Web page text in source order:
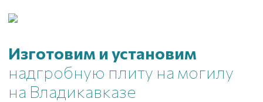
Изготовим и установим
надгробную плиту на могилу
на Владикавказе